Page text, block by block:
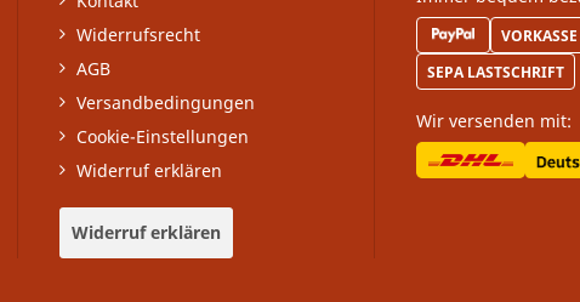
Widerrufsrecht
AGB
Versandbedingungen
Cookie-Einstellungen
Widerruf erklären
Widerruf erklären
VORKASSE
SEPA LASTSCHRIFT
Wir versenden mit: